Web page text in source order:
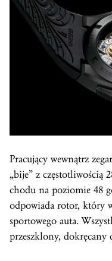
Pracujący wewnątrz
„bije” z częstotliwością
chodu na poziomie 48
odpowiada rotor, który
sportowego auta.
przeszklony, dokręcany